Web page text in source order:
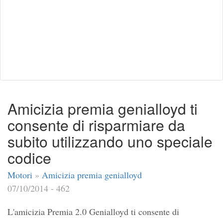
Amicizia premia genialloyd ti
consente di risparmiare da
subito utilizzando uno speciale
codice
Motori » Amicizia premia genialloyd
07/10/2014 - 462
L'amicizia Premia 2.0 Genialloyd ti consente di